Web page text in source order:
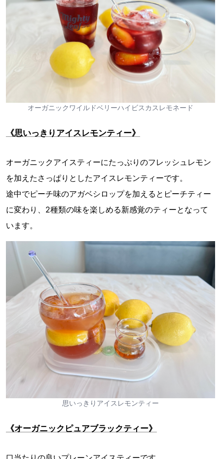
オーガニックワイルドベリーハイビスカスレモネード
《思いっきりアイスレモンティー》
オーガニックアイスティーにたっぷりのフレッシュレモン
を加えたさっぱりとしたアイスレモンティーです。
途中でピーチ味のアガベシロップを加えるとピーチティー
に変わり、2種類の味を楽しめる新感覚のティーとなって
います。
思いっきりアイスレモンティー
《オーガニックピュアブラックティー》